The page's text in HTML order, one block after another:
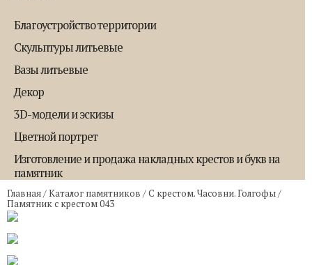
Благоустройство территории
Скульптуры литьевые
Вазы литьевые
Декор
3D-модели и эскизы
Цветной портрет
Изготовление и продажа накладных крестов и букв на
памятник
Главная/Каталог памятников /С крестом. Часовни. Голгофы/
Памятник с крестом 043